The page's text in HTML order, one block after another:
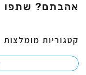
קטגוריות מומלצות
אהבתם? שתפו